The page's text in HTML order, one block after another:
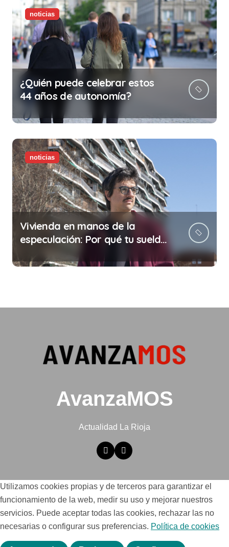
noticias
¿Quién puede celebrar estos
44 años de autonomía?
noticias
Vivienda en manos de la
especulación: Por qué tu sueldo
AvanzaMOS
Actualidad La Rioja
Utilizamos cookies propias y de terceros para garantizar el
funcionamiento de la web, medir su uso y mejorar nuestros
servicios. Puede aceptar todas las cookies, rechazar las no
necesarias o configurar sus preferencias. Política de cookies